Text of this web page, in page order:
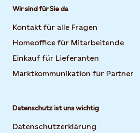
Wir sind für Sie da
Kontakt für alle Fragen
Homeoffice für Mitarbeitende
Einkauf für Lieferanten
Marktkommunikation für Partner
Datenschutz ist uns wichtig
Datenschutzerklärung